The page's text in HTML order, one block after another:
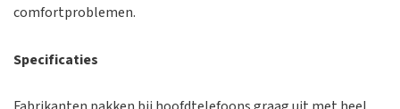
comfortproblemen.
Specificaties